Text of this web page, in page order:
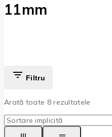
11mm
Filtru
Arată toate 8rezultatele